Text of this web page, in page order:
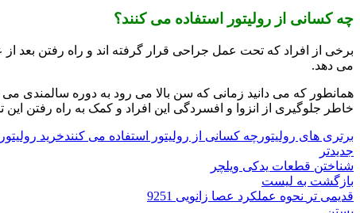
چه کسانی از رولیتور استفاده می کنند؟
برخی از افراد که تحت عمل جراحی قرار گرفته اند و راه رفتن بعد از
می دهد.
همانطور که می دانید زمانی که سن بالا می رود به دوره سالمندی
خاطر جلوگیری از انزوا و افسردگی این افراد و کمک به راه رفتن
برتری های رولیتور چه کسانی از رولیتور استفاده می کنندخرید رولیتور
جدیدتر
شناختن قطعات یدکی ویلچر
بازگشت به لیست
قدیمی تر نحوه عملکرد عصا زانویی 9251